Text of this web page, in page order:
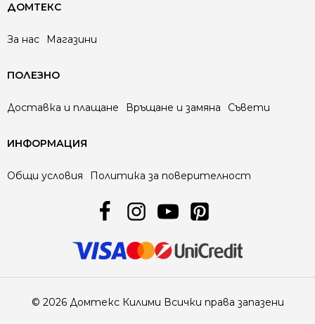
ДОМТЕКС
За нас Магазини
ПОЛЕЗНО
Доставка и плащане Връщане и замяна Съвети
ИНФОРМАЦИЯ
Общи условия Политика за поверителност
© 2026 Домтекс Килими Всички права запазени